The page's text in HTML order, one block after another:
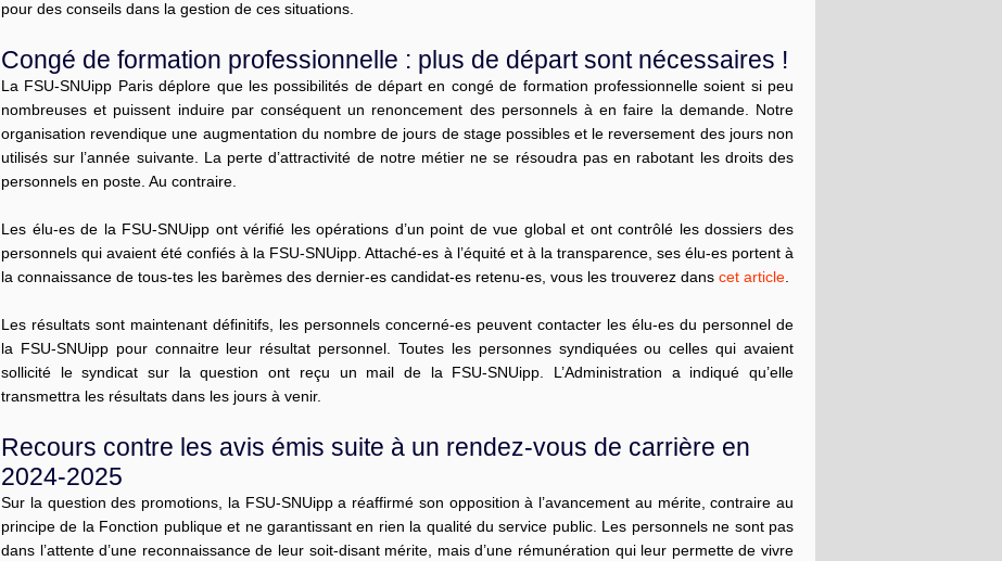
pour des conseils dans la gestion de ces situations.
Congé de formation professionnelle : plus de départ sont nécessaires !
La FSU-SNUipp Paris déplore que les possibilités de départ en congé de formation professionnelle soient si peu
nombreuses et puissent induire par conséquent un renoncement des personnels à en faire la demande. Notre
organisation revendique une augmentation du nombre de jours de stage possibles et le reversement des jours non
utilisés sur l’année suivante. La perte d’attractivité de notre métier ne se résoudra pas en rabotant les droits des
personnels en poste. Au contraire.
Les élu-es de la FSU-SNUipp ont vérifié les opérations d’un point de vue global et ont contrôlé les dossiers des
personnels qui avaient été confiés à la FSU-SNUipp. Attaché-es à l’équité et à la transparence, ses élu-es portent à
la connaissance de tous-tes les barèmes des dernier-es candidat-es retenu-es, vous les trouverez dans cet article.
Les résultats sont maintenant définitifs, les personnels concerné-es peuvent contacter les élu-es du personnel de
la FSU-SNUipp pour connaitre leur résultat personnel. Toutes les personnes syndiquées ou celles qui avaient
sollicité le syndicat sur la question ont reçu un mail de la FSU-SNUipp. L’Administration a indiqué qu’elle
transmettra les résultats dans les jours à venir.
Recours contre les avis émis suite à un rendez-vous de carrière en
2024-2025
Sur la question des promotions, la FSU-SNUipp a réaffirmé son opposition à l’avancement au mérite, contraire au
principe de la Fonction publique et ne garantissant en rien la qualité du service public. Les personnels ne sont pas
dans l’attente d’une reconnaissance de leur soit-disant mérite, mais d’une rémunération qui leur permette de vivre